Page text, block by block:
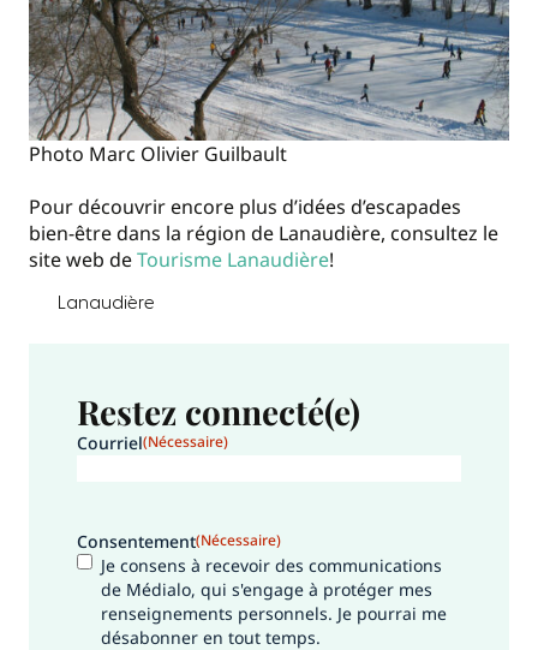
Photo Marc Olivier Guilbault
Pour découvrir encore plus d’idées d’escapades
bien-être dans la région de Lanaudière, consultez le
site web deTourisme Lanaudière!
Lanaudière
Restez connecté(e)
Courriel(Nécessaire)
Consentement(Nécessaire)
Je consens à recevoir des communications
de Médialo, qui s'engage à protéger mes
renseignements personnels. Je pourrai me
désabonner en tout temps.